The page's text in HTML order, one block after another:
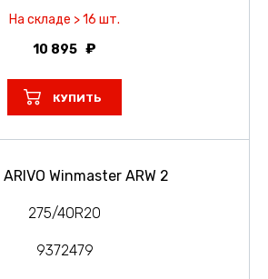
На складе > 16 шт.
10 895
КУПИТЬ
Winmaster ARW 2
275/40R20
9372479